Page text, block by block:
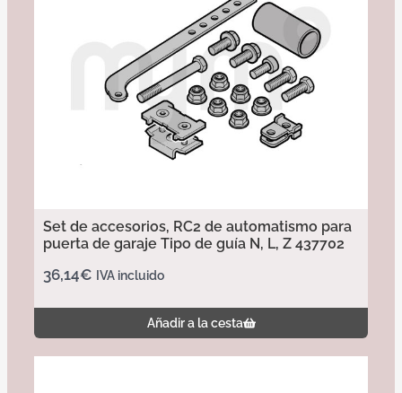
Set de accesorios, RC2 de automatismo para
puerta de garaje Tipo de guía N, L, Z 437702
36,14€ IVA incluido
Añadir a la cesta